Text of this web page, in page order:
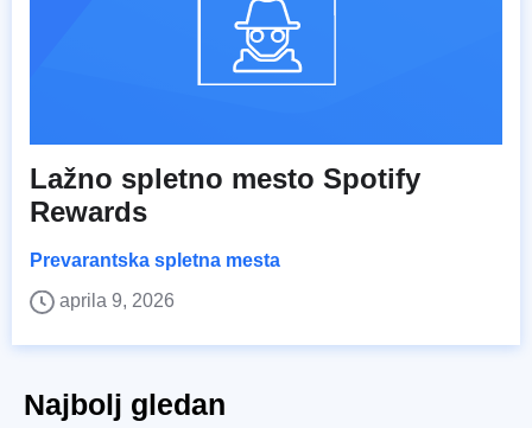
Lažno spletno mesto Spotify
Rewards
Prevarantska spletna mesta
aprila 9, 2026
Najbolj gledan